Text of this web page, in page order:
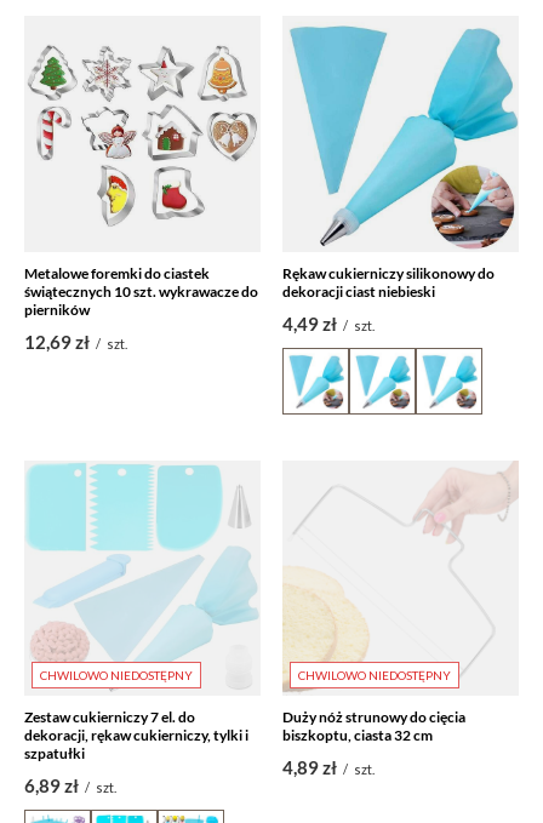
Metalowe foremki do ciastek
świątecznych 10 szt. wykrawacze do
pierników
12,69 zł / szt.
Rękaw cukierniczy silikonowy do
dekoracji ciast niebieski
4,49 zł / szt.
CHWILOWO NIEDOSTĘPNY
Zestaw cukierniczy 7 el. do
dekoracji, rękaw cukierniczy, tylki i
szpatułki
6,89 zł / szt.
CHWILOWO NIEDOSTĘPNY
Duży nóż strunowy do cięcia
biszkoptu, ciasta 32 cm
4,89 zł / szt.